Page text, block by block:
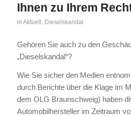
Ihnen zu Ihrem
in Aktuell , Dieselskandal
Gehören Sie auch zu den
„Dieselskandal“?
Wie Sie sicher den Medien
durch Berichte über die Klage im
dem OLG Braunschweig) haben
Automobilhersteller im Zeitraum